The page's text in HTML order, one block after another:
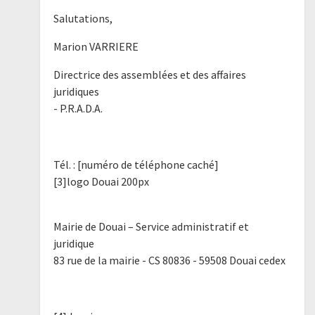
Salutations,
Marion VARRIERE
Directrice des assemblées et des affaires
juridiques
- P.R.A.D.A.
Tél. : [numéro de téléphone caché]
[3]logo Douai 200px
Mairie de Douai – Service administratif et
juridique
83 rue de la mairie - CS 80836 - 59508 Douai cedex